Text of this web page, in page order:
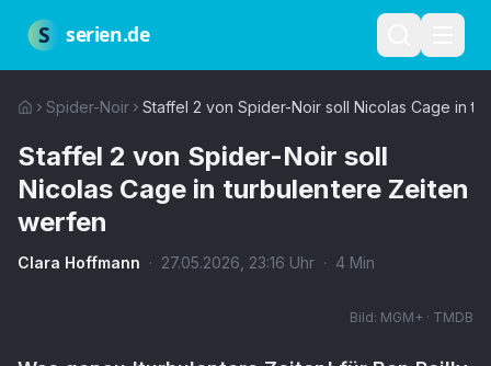
S serien.de
Spider-Noir Staffel 2 von Spider-Noir soll Nicolas Cage in
Staffel 2 von Spider-Noir soll
Nicolas Cage in turbulentere Zeiten
werfen
Clara Hoffmann · 27.05.2026 23:16 Uhr · 4 Min
Bild: MGM+ · TMDB
Nutzungsbedingungen